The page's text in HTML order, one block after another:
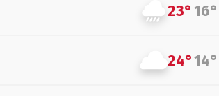
23°16°
24°14°